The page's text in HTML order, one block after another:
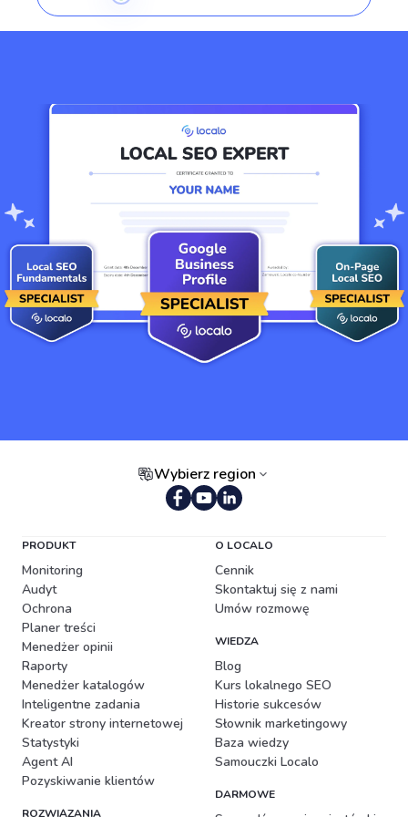
Wybierz region
PRODUKT
Monitoring
Audyt
Ochrona
Planer treści
Menedżer opinii
Raporty
Menedżer katalogów
Inteligentne zadania
Kreator strony internetowej
Statystyki
Agent AI
Pozyskiwanie klientów
ROZWIĄZANIA
O LOCALO
Cennik
Skontaktuj się z nami
Umów rozmowę
WIEDZA
Blog
Kurs lokalnego SEO
Historie sukcesów
Słownik marketingowy
Baza wiedzy
Samouczki Localo
DARMOWE